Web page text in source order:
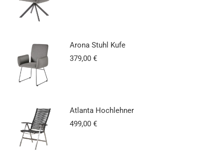
Arona Stuhl Kufe
379,00 €
Atlanta Hochlehner
499,00 €